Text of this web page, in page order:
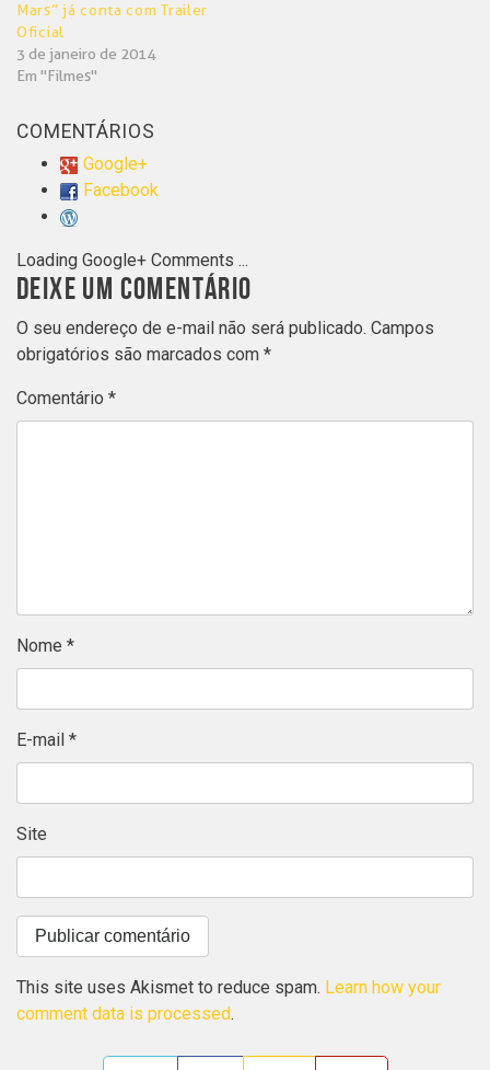
Mars” já conta com Trailer
Oficial
3 de janeiro de 2014
Em "Filmes"
COMENTÁRIOS
Google+
Facebook
Loading Google+ Comments ...
DEIXE UM COMENTÁRIO
O seu endereço de e-mail não será publicado. Campos
obrigatórios são marcados com *
Comentário *
Nome *
E-mail *
Site
This site uses Akismet to reduce spam. Learn how your
comment data is processed.